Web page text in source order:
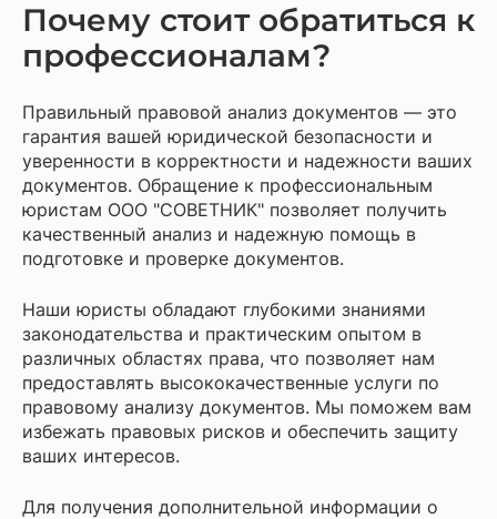
Почему стоит обратиться к
профессионалам?
Правильный правовой анализ документов — это
гарантия вашей юридической безопасности и
уверенности в корректности и надежности ваших
документов. Обращение к профессиональным
юристам ООО "СОВЕТНИК" позволяет получить
качественный анализ и надежную помощь в
подготовке и проверке документов.
Наши юристы обладают глубокими знаниями
законодательства и практическим опытом в
различных областях права, что позволяет нам
предоставлять высококачественные услуги по
правовому анализу документов. Мы поможем вам
избежать правовых рисков и обеспечить защиту
ваших интересов.
Для получения дополнительной информации о